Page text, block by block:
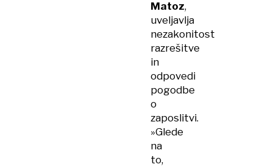
Matoz,
uveljavlja
nezakonitost
razrešitve
in
odpovedi
pogodbe
o
zaposlitvi.
»Glede
na
to,